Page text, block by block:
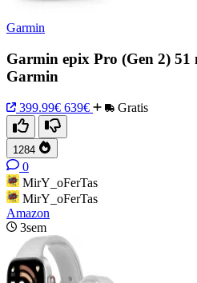
Garmin
Garmin epix Pro (Gen 2) 51
Garmin
399.99€ 639€ Gratis
1284
0
MirY_oFerTas
MirY_oFerTas
Amazon
3sem